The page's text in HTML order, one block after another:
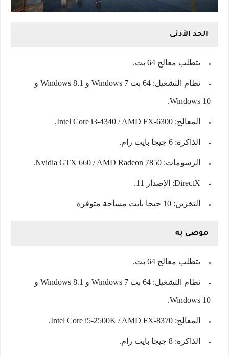
الحد الأدنى
يتطلب معالج 64 بت.
نظام التشغيل: 64 بت Windows 7 و Windows 8.1 و
Windows 10.
المعالج: Intel Core i3-4340 / AMD FX-6300.
الذاكرة: 6 جيجا بايت رام.
الرسومات: Nvidia GTX 660 / AMD Radeon 7850.
DirectX: الإصدار 11.
التخزين: 10 جيجا بايت مساحة متوفرة
موصى به
يتطلب معالج 64 بت.
نظام التشغيل: 64 بت Windows 7 و Windows 8.1 و
Windows 10.
المعالج: Intel Core i5-2500K / AMD FX-8370.
الذاكرة: 8 جيجا بايت رام.